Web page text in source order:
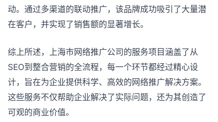
动。通过多渠道的联动推广，该品牌成功吸引了大量潜
在客户，并实现了销售额的显著增长。
综上所述，上海市网络推广公司的服务项目涵盖了从
SEO到整合营销的全流程，每一个环节都经过精心设
计，旨在为企业提供科学、高效的网络推广解决方案。
这些服务不仅帮助企业解决了实际问题，还为其创造了
可观的商业价值。